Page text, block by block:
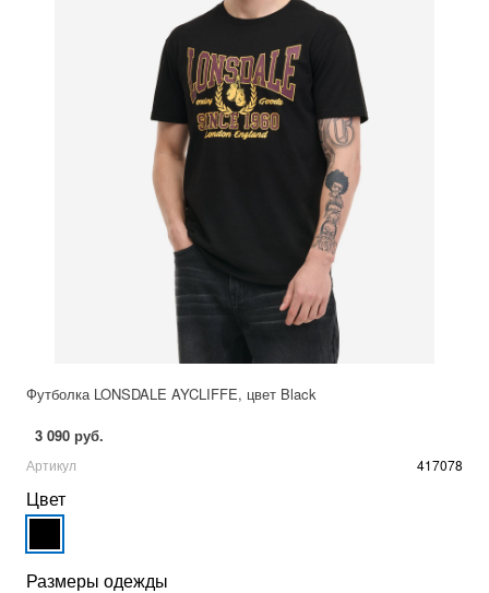
Футболка LONSDALE AYCLIFFE, цвет Black
3 090 руб.
Артикул 417078
Цвет
Размеры одежды